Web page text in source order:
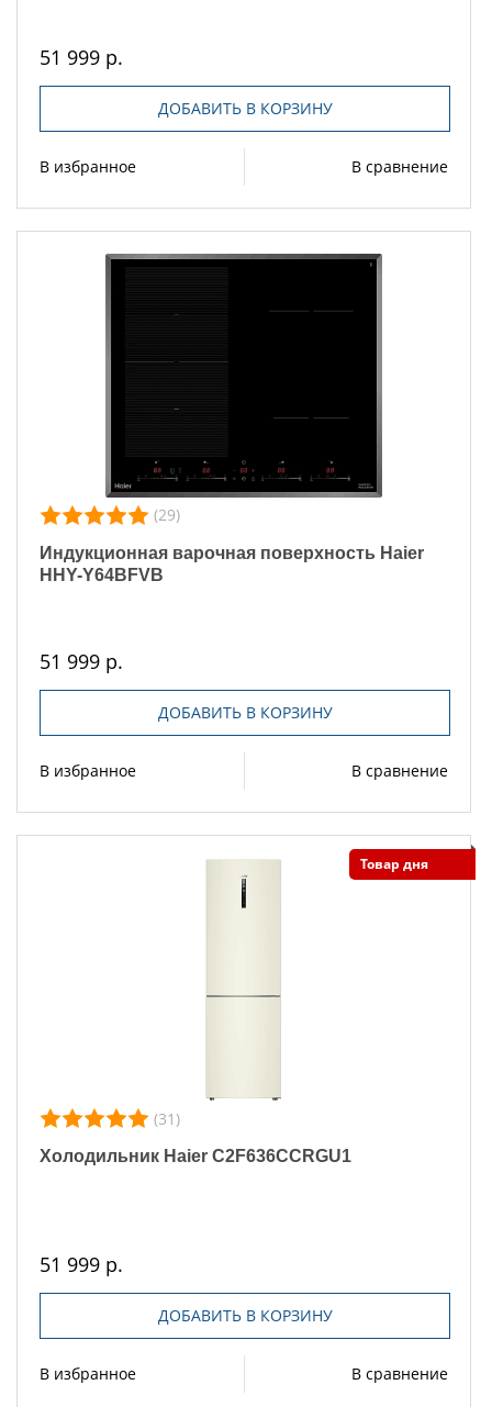
51 999 р.
ДОБАВИТЬ В КОРЗИНУ
В избранное В сравнение
(29)
Индукционная варочная поверхность Haier
HHY-Y64BFVB
51 999 р.
ДОБАВИТЬ В КОРЗИНУ
В избранное В сравнение
Товар дня
(31)
Холодильник Haier C2F636CCRGU1
51 999 р.
ДОБАВИТЬ В КОРЗИНУ
В избранное В сравнение